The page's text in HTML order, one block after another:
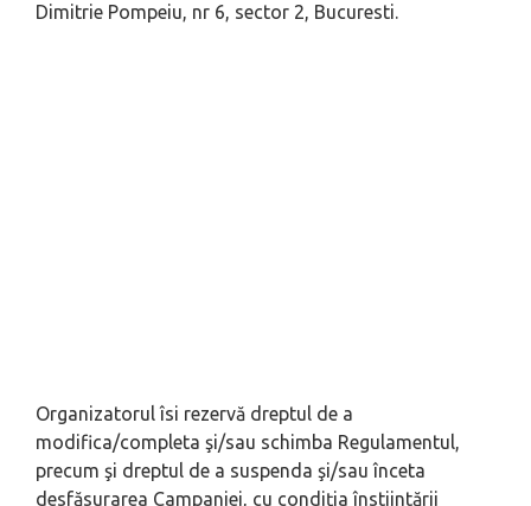
Dimitrie Pompeiu, nr 6, sector 2, Bucuresti.
Organizatorul îsi rezervă dreptul de a
modifica/completa şi/sau schimba Regulamentul,
precum şi dreptul de a suspenda şi/sau înceta
desfăsurarea Campaniei, cu condiţia înstiintării